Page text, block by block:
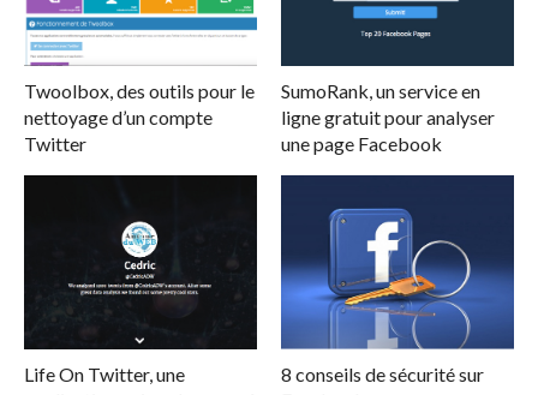
Twoolbox, des outils pour le
nettoyage d’un compte
Twitter
SumoRank, un service en
ligne gratuit pour analyser
une page Facebook
Life On Twitter, une
8 conseils de sécurité sur